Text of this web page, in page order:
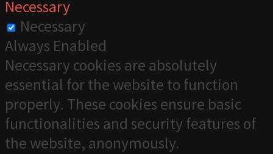
Necessary
Necessary
Always Enabled
Necessary cookies are absolutely
essential for the website to function
properly. These cookies ensure basic
functionalities and security features of
the website, anonymously.